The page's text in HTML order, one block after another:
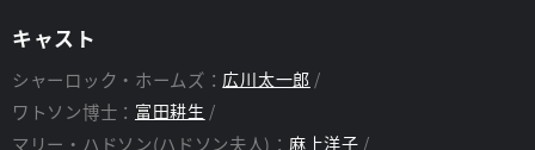
キャスト
シャーロック・ホームズ： 広川太一郎
ワトソン博士： 富田耕生
マリー・ハドソン(ハドソン夫人)： 麻上洋子